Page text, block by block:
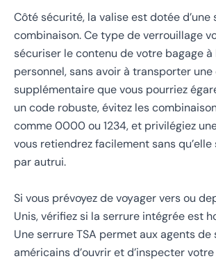
Côté sécurité, la valise est dotée d’une
combinaison. Ce type de verrouillage
sécuriser le contenu de votre bagage à
personnel, sans avoir à transporter une
supplémentaire que vous pourriez
un code robuste, évitez les
comme 0000 ou 1234, et privilégiez
vous retiendrez facilement sans
par autrui.
Si vous prévoyez de voyager vers ou
Unis, vérifiez si la serrure intégrée est
Une serrure TSA permet aux agents de
américains d’ouvrir et d’inspecter votre